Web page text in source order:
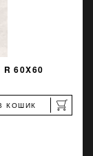
R 60X60
КОШИК